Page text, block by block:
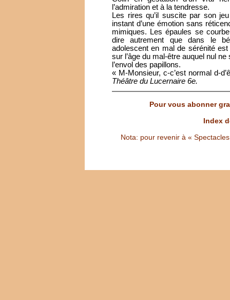
l’admiration et à la tendresse.
Les rires qu’il suscite par son
instant d’une émotion sans
mimiques. Les épaules se
dire autrement que dans le
adolescent en mal de sérénité
sur l’âge du mal-être auquel nul
l’envol des papillons.
« M-Monsieur, c-c’est normal d-
Théâtre du Lucernaire 6e.
Pour vous abonner
Index
Nota: pour revenir à «